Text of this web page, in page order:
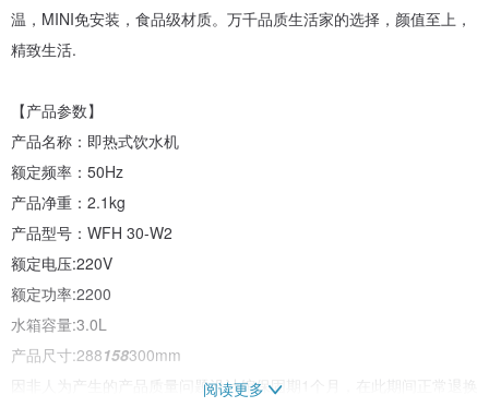
温，MINI免安装，食品级材质。万千品质生活家的选择，颜值至上，
精致生活.
【产品参数】
产品名称：即热式饮水机
额定频率：50Hz
产品净重：2.1kg
产品型号：WFH 30-W2
额定电压:220V
额定功率:2200
水箱容量:3.0L
产品尺寸:288158300mm
因非人为产生的产品质量问题设计馆保固期1个月，在此期间正常退换
阅读更多